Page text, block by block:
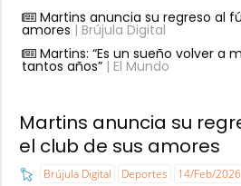
Martins anuncia su regreso al
amores | Brújula Digital
Martins: “Es un sueño volver a
tantos años”| El Mundo
Martins anuncia su
el club de sus amores
Brújula Digital Deportes 14/Feb/2026